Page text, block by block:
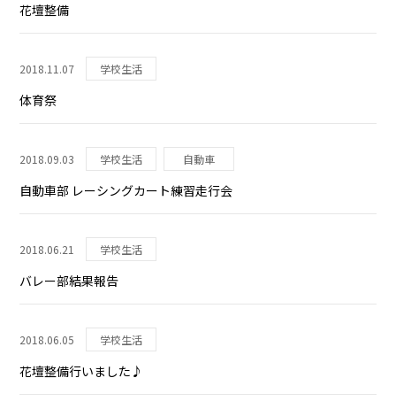
花壇整備
2018.11.07 学校生活
体育祭
2018.09.03 学校生活 自動車
自動車部 レーシングカート練習走行会
2018.06.21 学校生活
バレー部結果報告
2018.06.05 学校生活
花壇整備行いました♪